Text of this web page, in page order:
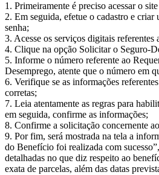
1. Primeiramente é preciso acessar o
2. Em seguida, efetue o cadastro e
senha;
3. Acesse os serviços digitais referentes
4. Clique na opção Solicitar o Seguro-
5. Informe o número referente ao
Desemprego, atente que o número em
6. Verifique se as informações
corretas;
7. Leia atentamente as regras para
em seguida, confirme as informações;
8. Confirme a solicitação concernente
9. Por fim, será mostrada na tela a
do Benefício foi realizada com
detalhadas no que diz respeito ao
exata de parcelas, além das datas